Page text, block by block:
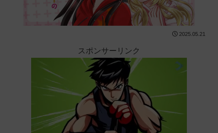
2025.05.21
スポンサーリンク